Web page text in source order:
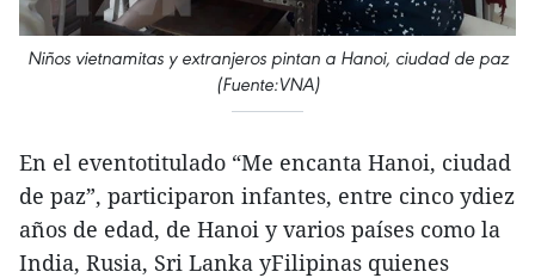
Niños vietnamitas y extranjeros pintan a Hanoi, ciudad de paz
(Fuente:VNA)
En el eventotitulado “Me encanta Hanoi, ciudad
de paz”, participaron infantes, entre cinco ydiez
años de edad, de Hanoi y varios países como la
India, Rusia, Sri Lanka yFilipinas quienes